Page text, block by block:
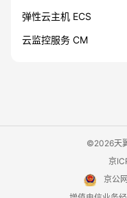
弹性云主机 ECS
云监控服务 CM
©2026天
京
京公